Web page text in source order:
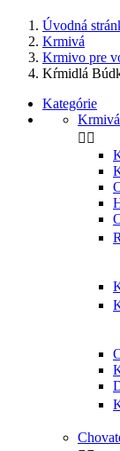
Úvodná
Krmivá
Krmivo pre
Kŕmidlá
Kategórie
Krmivá
 